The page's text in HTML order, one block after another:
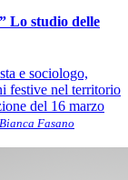
Lo studio delle
e sociologo,
festive nel territorio
del 16 marzo
Fasano